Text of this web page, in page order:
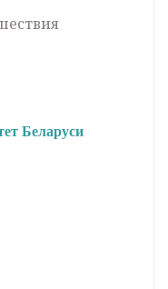
Беларуси